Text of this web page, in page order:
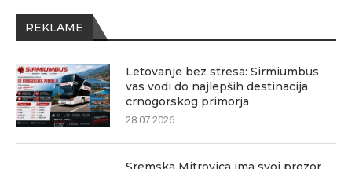
REKLAME
Letovanje bez stresa: Sirmiumbus
vas vodi do najlepših destinacija
crnogorskog primorja
28.07.2026.